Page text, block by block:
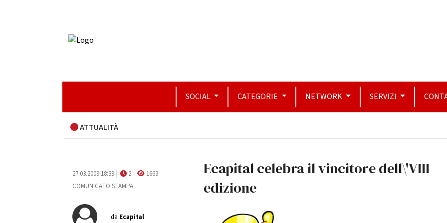
SOCIAL CATEGORIE NETWORK SERVIZI
ATTUALITÀ
27.03.2009 18:39 2
1663
COMUNICATO STAMPA
da Ecapital
Ecapital celebra il vincitore dell\'VIII
edizione